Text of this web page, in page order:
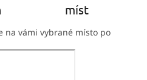
míst
na vámi vybrané místo po